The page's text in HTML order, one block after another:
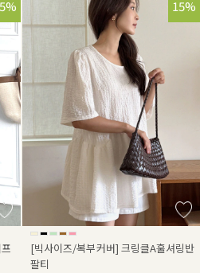
15%
[빅사이즈/복부커버] 크링클A훌셔링반
팔티